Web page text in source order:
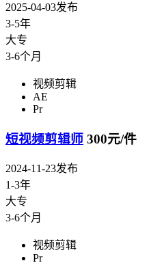
2025-04-03发布
3-5年
大专
3-6个月
视频剪辑
AE
Pr
短视频剪辑师 300元/件
2024-11-23发布
1-3年
大专
3-6个月
视频剪辑
Pr